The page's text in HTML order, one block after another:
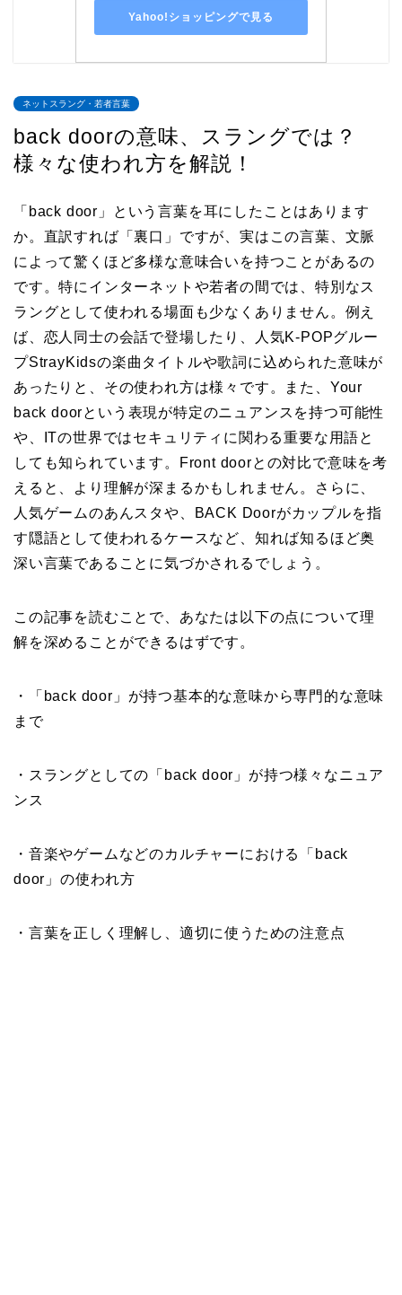
Yahoo!ショッピングで見る
ネットスラング・若者言葉
back doorの意味、スラングでは？
様々な使われ方を解説！
「back door」という言葉を耳にしたことはあります
か。直訳すれば「裏口」ですが、実はこの言葉、文脈
によって驚くほど多様な意味合いを持つことがあるの
です。特にインターネットや若者の間では、特別なス
ラングとして使われる場面も少なくありません。例え
ば、恋人同士の会話で登場したり、人気K-POPグルー
プStrayKidsの楽曲タイトルや歌詞に込められた意味が
あったりと、その使われ方は様々です。また、Your
back doorという表現が特定のニュアンスを持つ可能性
や、ITの世界ではセキュリティに関わる重要な用語と
しても知られています。Front doorとの対比で意味を考
えると、より理解が深まるかもしれません。さらに、
人気ゲームのあんスタや、BACK Doorがカップルを指
す隠語として使われるケースなど、知れば知るほど奥
深い言葉であることに気づかされるでしょう。
この記事を読むことで、あなたは以下の点について理
解を深めることができるはずです。
・「back door」が持つ基本的な意味から専門的な意味
まで
・スラングとしての「back door」が持つ様々なニュア
ンス
・音楽やゲームなどのカルチャーにおける「back
door」の使われ方
・言葉を正しく理解し、適切に使うための注意点